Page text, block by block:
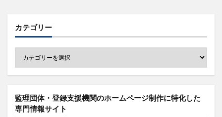
カテゴリー
監理団体・登録支援機関のホームページ制作に特化した
専門情報サイト